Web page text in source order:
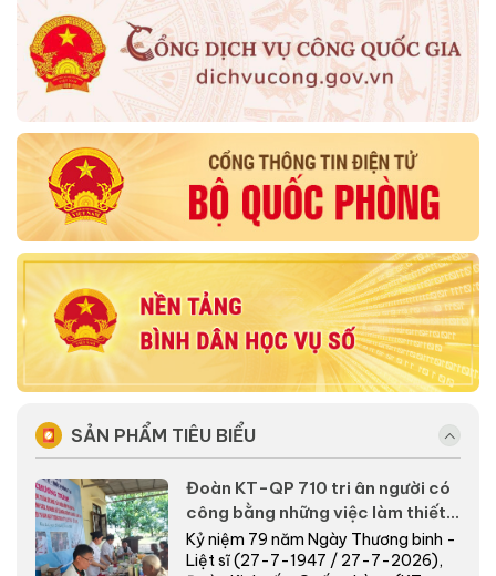
SẢN PHẨM TIÊU BIỂU
Đoàn KT-QP 710 tri ân người có
công bằng những việc làm thiết
thực nơi biên giới
Kỷ niệm 79 năm Ngày Thương binh -
Liệt sĩ (27-7-1947 / 27-7-2026),